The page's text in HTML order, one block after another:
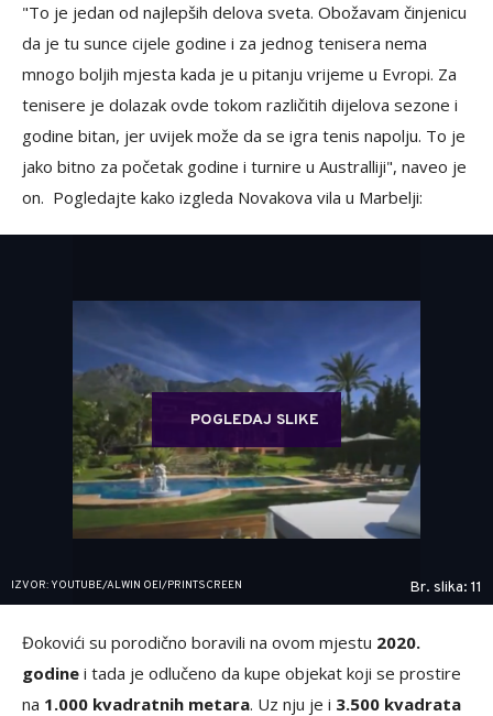
"To je jedan od najlepših delova sveta. Obožavam činjenicu
da je tu sunce cijele godine i za jednog tenisera nema
mnogo boljih mjesta kada je u pitanju vrijeme u Evropi. Za
tenisere je dolazak ovde tokom različitih dijelova sezone i
godine bitan, jer uvijek može da se igra tenis napolju. To je
jako bitno za početak godine i turnire u Australliji", naveo je
on. Pogledajte kako izgleda Novakova vila u Marbelji:
POGLEDAJ SLIKE
IZVOR: YOUTUBE/ALWIN OEI/PRINTSCREEN Br. slika: 11
Đokovići su porodično boravili na ovom mjestu 2020.
godine i tada je odlučeno da kupe objekat koji se prostire
na 1.000 kvadratnih metara. Uz nju je i 3.500 kvadrata